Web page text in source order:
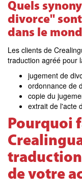
Quels
divorce"
dans le
Les clients de
traduction agréé pour
jugement de
ordonnance de
copie du
extrait de l'acte
Pourquoi
de votre